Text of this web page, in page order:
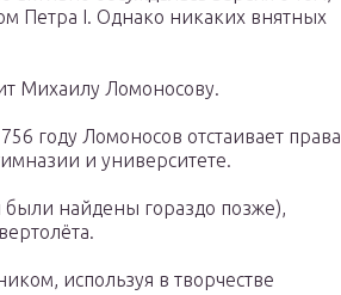
Петра I. Однако никаких внятных
Михаилу Ломоносову.
году Ломоносов отстаивает права
и университете.
найдены гораздо позже),
используя в творчестве